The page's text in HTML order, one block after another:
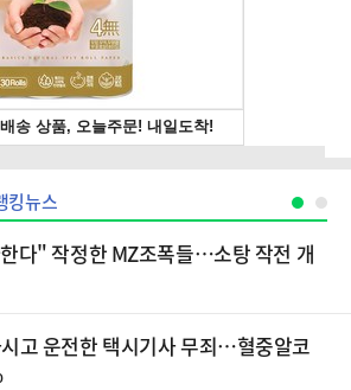
킹뉴스
다" 작정한 MZ조폭들…소탕 작전 개
고 운전한 택시기사 무죄…혈중알코